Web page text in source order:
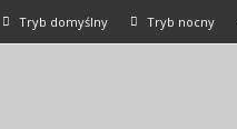
Tryb domyślny Tryb nocny